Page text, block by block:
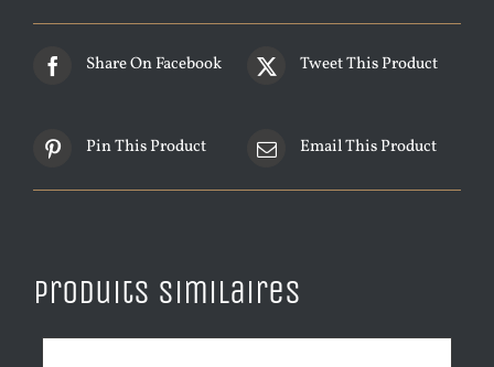
Share On Facebook Tweet This Product
Pin This Product Email This Product
Produits similaires